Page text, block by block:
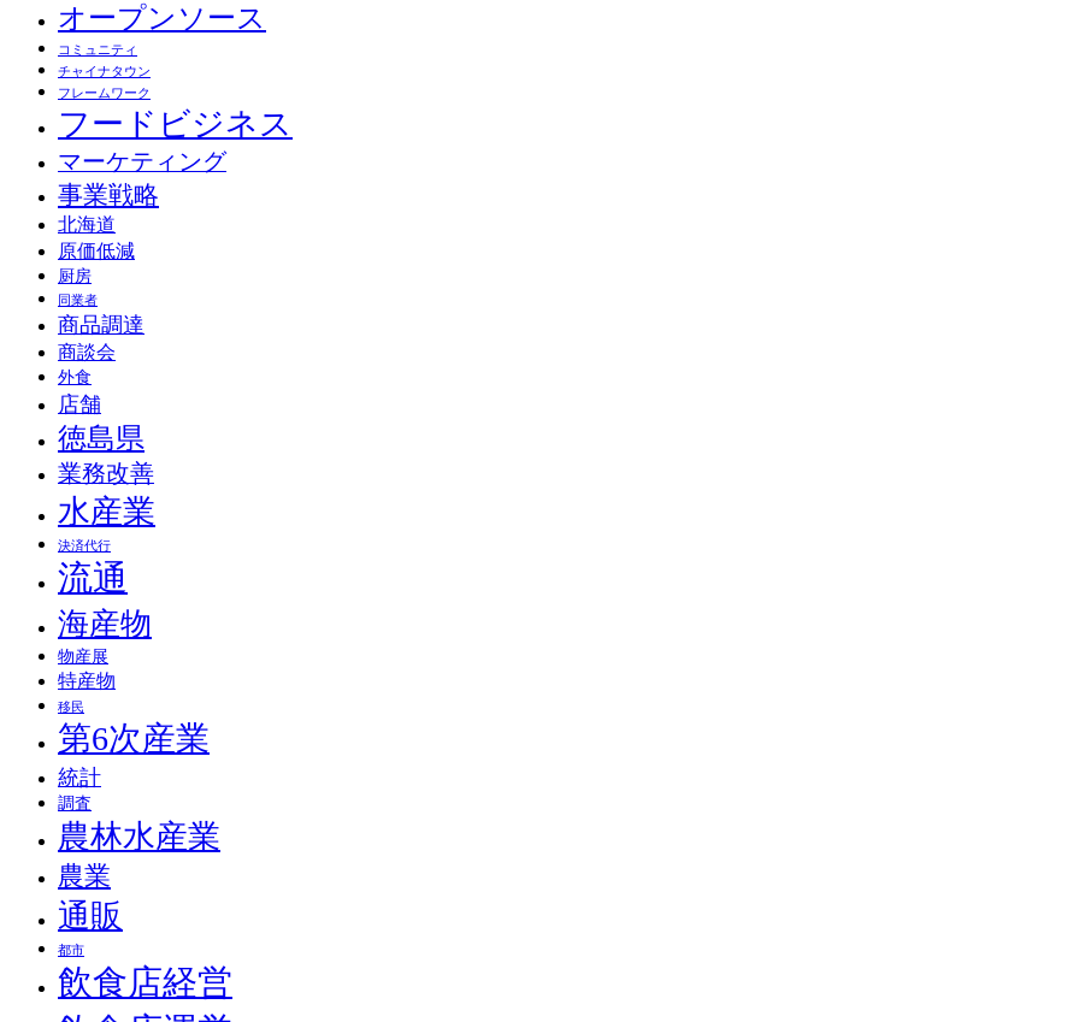
オープンソース
コミュニティ
チャイナタウン
フレームワーク
フードビジネス
マーケティング
事業戦略
北海道
原価低減
厨房
同業者
商品調達
商談会
外食
店舗
徳島県
業務改善
水産業
決済代行
流通
海産物
物産展
特産物
移民
第6次産業
統計
調査
農林水産業
農業
通販
都市
飲食店経営